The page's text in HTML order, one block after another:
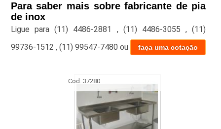
Para saber mais sobre fabricante de pia
de inox
Ligue para(11) 4486-2881 , (11) 4486-3055 ,(11)
99736-1512 , (11) 99547-7480ou faça uma cotação
Cod.:37280